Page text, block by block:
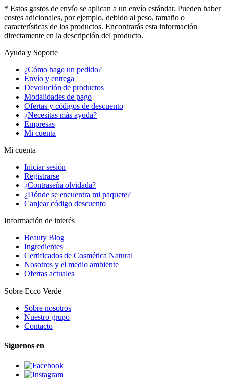
* Estos gastos de envío se aplican a un envío estándar. Pueden haber
costes adicionales, por ejemplo, debido al peso, tamaño o
características de los productos. Encontrarás esta información
directamente en la descripción del producto.
Ayuda y Soporte
¿Cómo hago un pedido?
Envío y entrega
Devolución de productos
Modalidades de pago
Ofertas y códigos de descuento
¿Necesitas más ayuda?
Empresas
Mi cuenta
Mi cuenta
Iniciar sesión
Registrarse
¿Contraseña olvidada?
¿Dónde se encuentra mi paquete?
Canjear código descuento
Información de interés
Beauty Blog
Ingredientes
Certificados de Cosmética Natural
Nosotros y el medio ambiente
Ofertas actuales
Sobre Ecco Verde
Sobre nosotros
Nuestro grupo
Contacto
Síguenos en